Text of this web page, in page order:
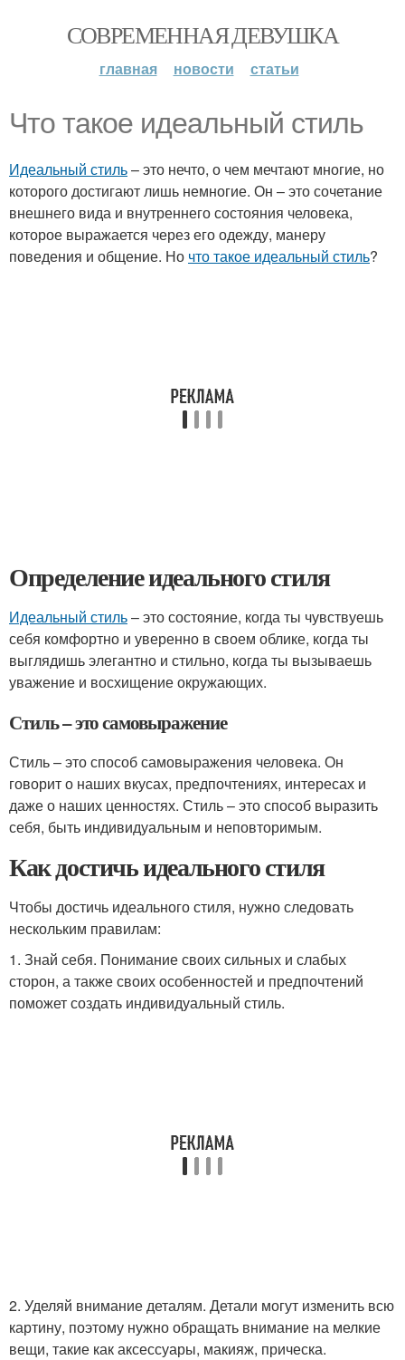
СОВРЕМЕННАЯ ДЕВУШКА
главная новости статьи
Что такое идеальный стиль
Идеальный стиль– это нечто, о чем мечтают многие, но
которого достигают лишь немногие. Он – это сочетание
внешнего вида и внутреннего состояния человека,
которое выражается через его одежду, манеру
поведения и общение. Но что такое идеальный стиль?
Определение идеального стиля
Идеальный стиль– это состояние, когда ты чувствуешь
себя комфортно и уверенно в своем облике, когда ты
выглядишь элегантно и стильно, когда ты вызываешь
уважение и восхищение окружающих.
Стиль – это самовыражение
Стиль – это способ самовыражения человека. Он
говорит о наших вкусах, предпочтениях, интересах и
даже о наших ценностях. Стиль – это способ выразить
себя, быть индивидуальным и неповторимым.
Как достичь идеального стиля
Чтобы достичь идеального стиля, нужно следовать
нескольким правилам:
1. Знай себя. Понимание своих сильных и слабых
сторон, а также своих особенностей и предпочтений
поможет создать индивидуальный стиль.
2. Уделяй внимание деталям. Детали могут изменить всю
картину, поэтому нужно обращать внимание на мелкие
вещи, такие как аксессуары, макияж, прическа.